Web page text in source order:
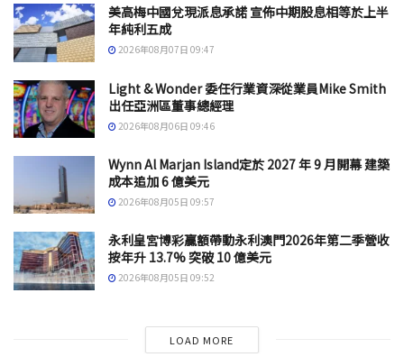
美高梅中國兌現派息承諾 宣佈中期股息相等於上半
年純利五成
2026年08月07日 09:47
Light & Wonder 委任行業資深從業員Mike Smith
出任亞洲區董事總經理
2026年08月06日 09:46
Wynn Al Marjan Island定於 2027 年 9 月開幕 建築
成本追加 6 億美元
2026年08月05日 09:57
永利皇宮博彩贏額帶動永利澳門2026年第二季營收
按年升 13.7% 突破 10 億美元
2026年08月05日 09:52
LOAD MORE